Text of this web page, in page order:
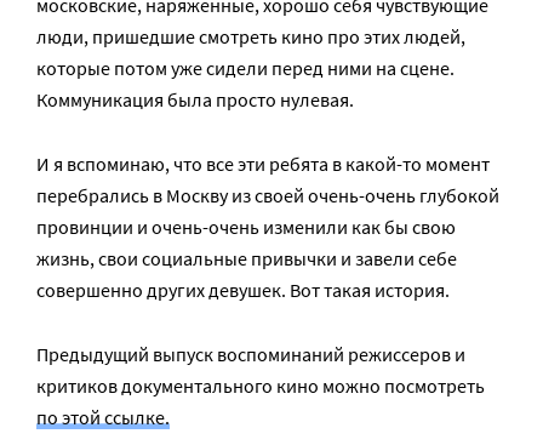
московские, наряженные, хорошо себя чувствующие
люди, пришедшие смотреть кино про этих людей,
которые потом уже сидели перед ними на сцене.
Коммуникация была просто нулевая.
И я вспоминаю, что все эти ребята в какой-то момент
перебрались в Москву из своей очень-очень глубокой
провинции и очень-очень изменили как бы свою
жизнь, свои социальные привычки и завели себе
совершенно других девушек. Вот такая история.
Предыдущий выпуск воспоминаний режиссеров и
критиков документального кино можно посмотреть
по этой ссылке.